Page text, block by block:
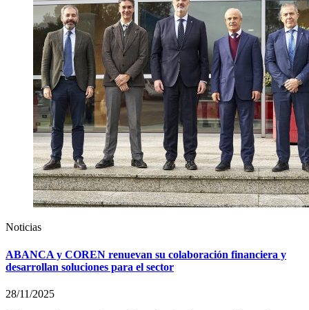
Noticias
ABANCA y COREN renuevan su colaboración financiera y
desarrollan soluciones para el sector
28/11/2025